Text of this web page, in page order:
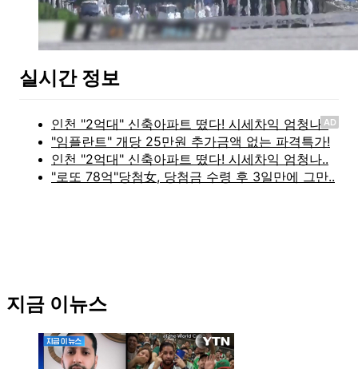
실시간 정보
AD
지금 이뉴스